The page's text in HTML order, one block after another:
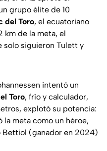
grupo élite de 10
del Toro, el ecuatoriano
km de la meta, el
solo siguieron Tulett y
intentó un
Toro, frío y calculador,
explotó su potencia:
la meta como un héroe,
Bettiol (ganador en 2024)